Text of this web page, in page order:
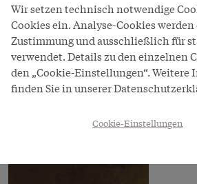
Bild
Cornelis Bega: Bauern in
1660
Copyright
Kunsthistorisches Museum Wien
Wir setzen technisch notwendige
Cookies ein. Analyse-Cookies
Zustimmung und ausschließlich für
verwendet. Details zu den einzelnen
den „Cookie-Einstellungen“.
finden Sie in unserer
Cookie-Einstellungen